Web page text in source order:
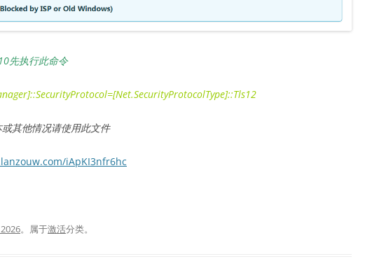
先执行此命令
其他情况请使用此文件
iApKI3nfr6hc
。属于激活分类。